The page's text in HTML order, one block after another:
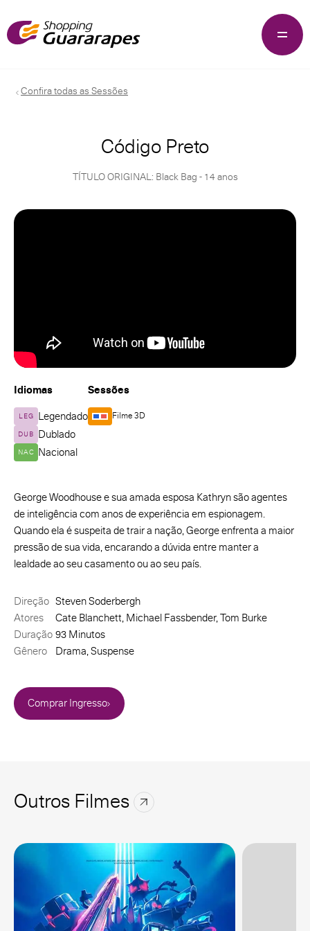
Confira todas as Sessões
Código Preto
TÍTULO ORIGINAL: Black Bag - 14 anos
Idiomas
LEG Legendado
DUB Dublado
NAC Nacional
Sessões
Filme 3D
George Woodhouse e sua amada esposa Kathryn são agentes
de inteligência com anos de experiência em espionagem.
Quando ela é suspeita de trair a nação, George enfrenta a maior
pressão de sua vida, encarando a dúvida entre manter a
lealdade ao seu casamento ou ao seu país.
Direção Steven Soderbergh
Atores
Cate Blanchett, Michael Fassbender, Tom Burke
Duração 93 Minutos
Gênero
Drama, Suspense
Comprar Ingresso
Outros Filmes